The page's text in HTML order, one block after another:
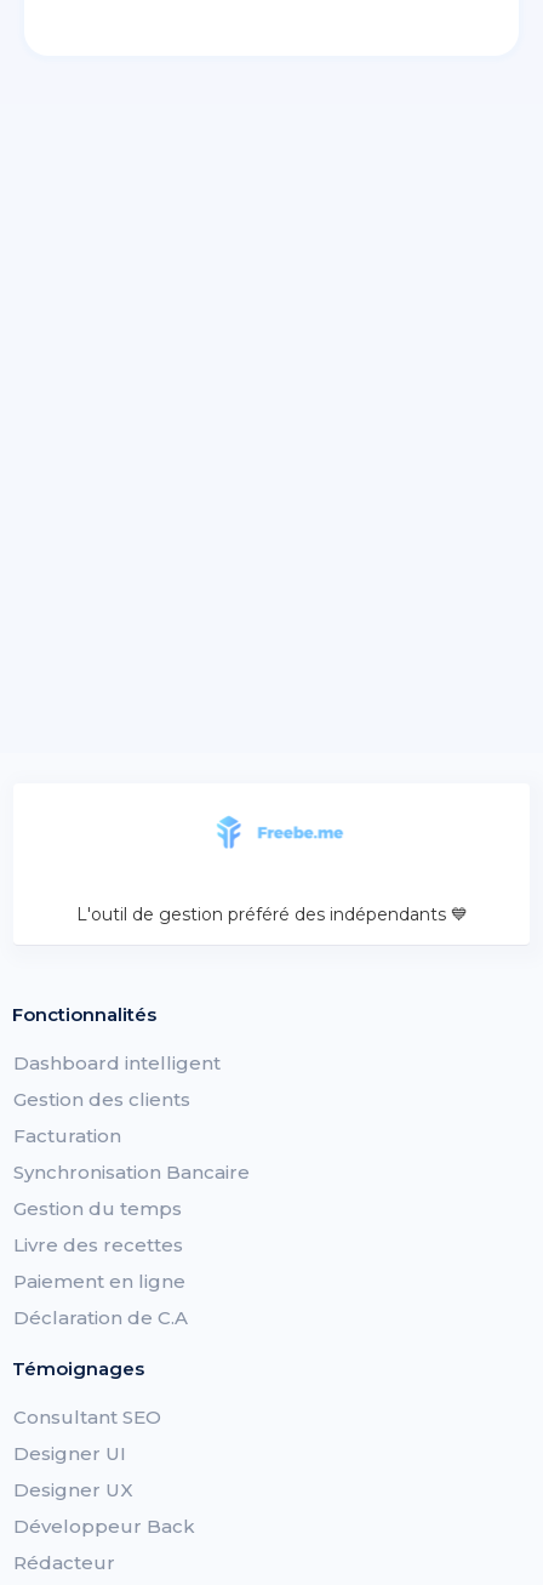
L'outil de gestion préféré des indépendants 💙
Fonctionnalités
Dashboard intelligent
Gestion des clients
Facturation
Synchronisation Bancaire
Gestion du temps
Livre des recettes
Paiement en ligne
Déclaration de C.A
Témoignages
Consultant SEO
Designer UI
Designer UX
Développeur Back
Rédacteur